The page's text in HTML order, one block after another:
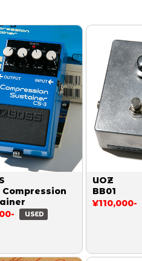
Compression
USED
UOZ
BB01
¥110,000-